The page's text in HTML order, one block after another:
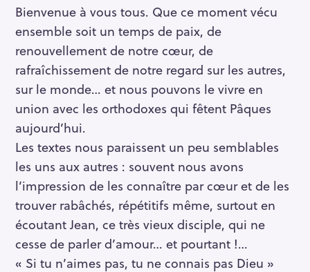
Bienvenue à vous tous. Que ce moment vécu
ensemble soit un temps de paix, de
renouvellement de notre cœur, de
rafraîchissement de notre regard sur les autres,
sur le monde… et nous pouvons le vivre en
union avec les orthodoxes qui fêtent Pâques
aujourd’hui.
Les textes nous paraissent un peu semblables
les uns aux autres : souvent nous avons
l’impression de les connaître par cœur et de les
trouver rabâchés, répétitifs même, surtout en
écoutant Jean, ce très vieux disciple, qui ne
cesse de parler d’amour… et pourtant !…
« Si tu n’aimes pas, tu ne connais pas Dieu »